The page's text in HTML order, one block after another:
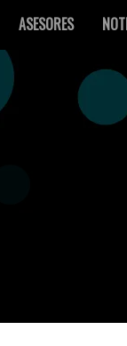
ASESORES